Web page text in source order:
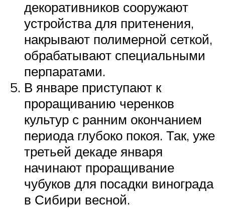
декоративников сооружают
устройства для притенения,
накрывают полимерной сеткой,
обрабатывают специальными
перпаратами.
В январе приступают к
проращиванию черенков
культур с ранним окончанием
периода глубоко покоя. Так, уже
третьей декаде января
начинают проращивание
чубуков для посадки винограда
в Сибири весной.